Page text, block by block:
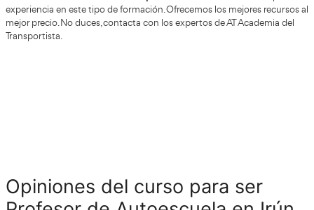
En rutina: plan semanal realista (por ejemplo, 5 días de
repaso + 1 día de descanso activo), y simulacros
te limites a hacer test; crea fichas de “explicación” como
Errores típicos
: estudiar solo memorístico, subestimar
pedagógica, llegar sin haber entrenado explicaciones en